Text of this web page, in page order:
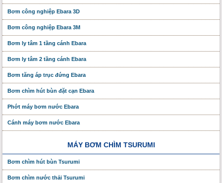
Bơm công nghiệp Ebara 3D
Bơm công nghiệp Ebara 3M
Bơm ly tâm 1 tầng cánh Ebara
Bơm ly tâm 2 tầng cánh Ebara
Bơm tăng áp trục đứng Ebara
Bơm chìm hút bùn đặt cạn Ebara
Phớt máy bơm nước Ebara
Cánh máy bơm nước Ebara
MÁY BƠM CHÌM TSURUMI
Bơm chìm hút bùn Tsurumi
Bơm chìm nước thải Tsurumi